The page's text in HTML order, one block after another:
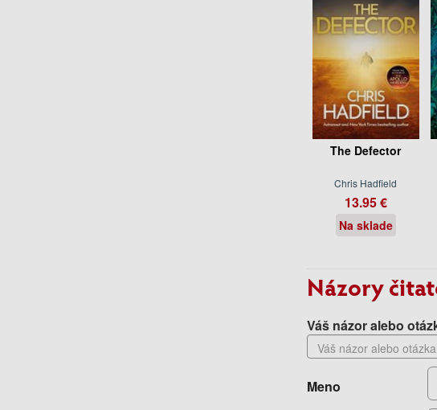
The Defector
Chris Hadfield
13.95 €
Na sklade
Názory
Váš názor alebo
Meno